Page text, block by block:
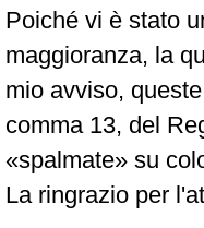
Poiché vi è stato
maggioranza, la
mio avviso,
comma 13, del
«spalmate» su
La ringrazio per